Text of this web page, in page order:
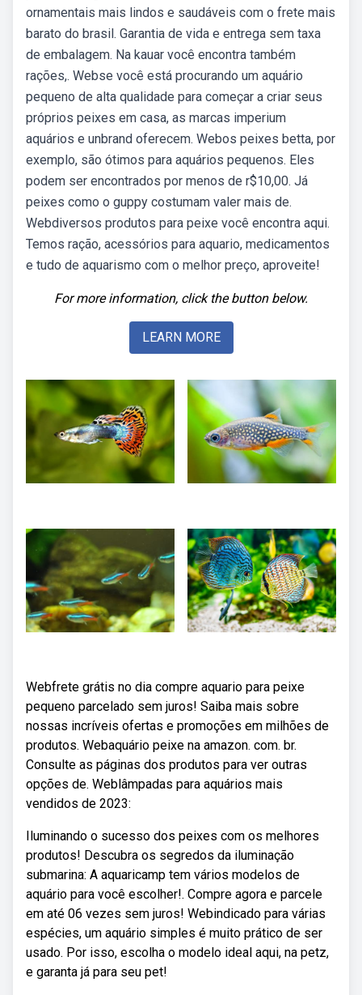
ornamentais mais lindos e saudáveis com o frete mais
barato do brasil. Garantia de vida e entrega sem taxa
de embalagem. Na kauar você encontra também
rações,. Webse você está procurando um aquário
pequeno de alta qualidade para começar a criar seus
próprios peixes em casa, as marcas imperium
aquários e unbrand oferecem. Webos peixes betta, por
exemplo, são ótimos para aquários pequenos. Eles
podem ser encontrados por menos de r$10,00. Já
peixes como o guppy costumam valer mais de.
Webdiversos produtos para peixe você encontra aqui.
Temos ração, acessórios para aquario, medicamentos
e tudo de aquarismo com o melhor preço, aproveite!
For more information, click the button below.
LEARN MORE
Webfrete grátis no dia compre aquario para peixe
pequeno parcelado sem juros! Saiba mais sobre
nossas incríveis ofertas e promoções em milhões de
produtos. Webaquário peixe na amazon. com. br.
Consulte as páginas dos produtos para ver outras
opções de. Weblâmpadas para aquários mais
vendidos de 2023:
Iluminando o sucesso dos peixes com os melhores
produtos! Descubra os segredos da iluminação
submarina: A aquaricamp tem vários modelos de
aquário para você escolher!. Compre agora e parcele
em até 06 vezes sem juros! Webindicado para várias
espécies, um aquário simples é muito prático de ser
usado. Por isso, escolha o modelo ideal aqui, na petz,
e garanta já para seu pet!